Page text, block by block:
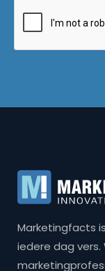
Marketingfacts
iedere dag